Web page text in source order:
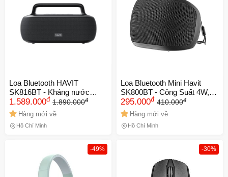
Loa Bluetooth HAVIT
SK816BT - Kháng nước
IPX6, Pin 5000mAh, Âm
Thanh Vòm Chân Thực,
Bluetooth 5.0, Phù Hợp Cho
Tiệc Ngoài Trời
1.589.000đ 1.890.000đ
Hàng mới về
Hồ Chí Minh
Loa Bluetooth Mini Havit
SK800BT - Công Suất 4W,
Pin 800mAh, Thời Gian Phát
Nhạc 6 Giờ, Kết Nối Đa
Năng, Thiết Kế Nhỏ Gọn
295.000đ 410.000đ
Hàng mới về
Hồ Chí Minh
-49% -30%